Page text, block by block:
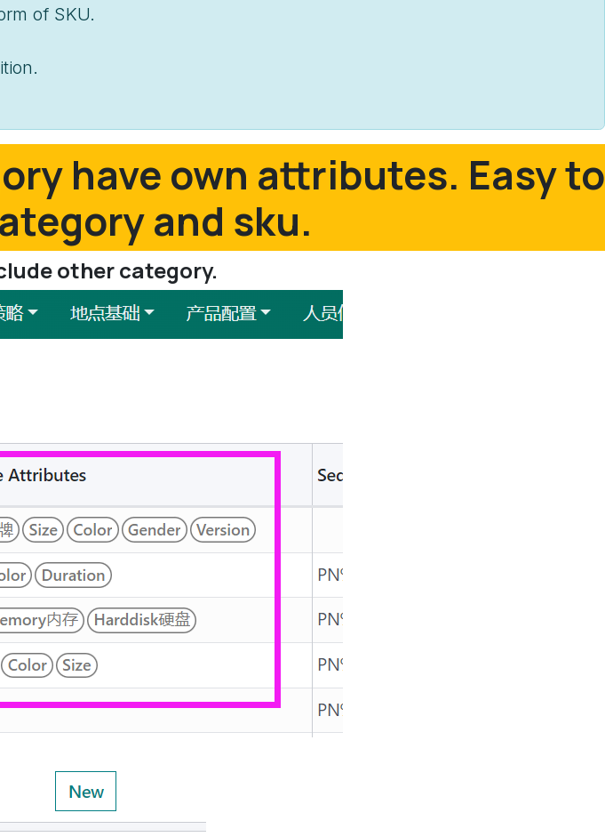
of SKU.
have own attributes. Easy to
and sku.
other category.